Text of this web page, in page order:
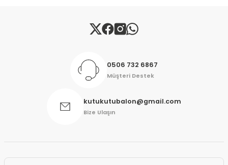
Gönder
0506 732 6867
Müşteri Destek
kutukutubalon@gmail.com
Bize Ulaşın